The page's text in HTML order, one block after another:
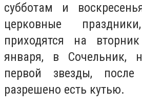
субботам и
церковные
приходятся на
января, в Сочельник,
первой звезды,
разрешено есть кутью.